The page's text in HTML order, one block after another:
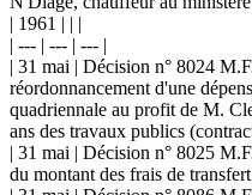
| 1961 | | |
| --- | --- | --- |
| 31 mai | Décision n° 8024
réordonnancement d'une
quadriennale au profit de M.
ans des travaux publics
| 31 mai | Décision n° 8025
du montant des frais de